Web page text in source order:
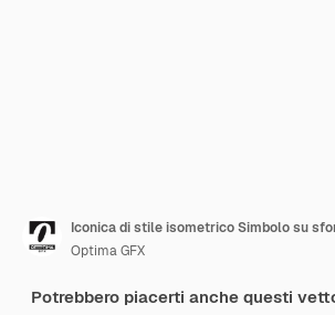
Optima GFX
Potrebbero piacerti anche questi